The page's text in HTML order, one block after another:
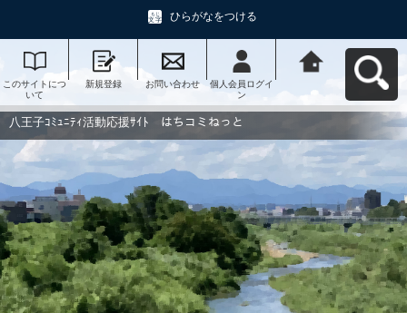
ひらがなをつける
このサイトにつ
いて
新規登録 お問い合わせ
個人会員ログイ
ン
動応援ｻｲﾄ はち
コミねっとへ戻
八王子ｺﾐｭﾆﾃｨ活動応援ｻｲﾄ はちコミねっと